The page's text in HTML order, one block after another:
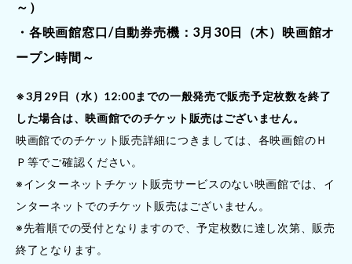
～）
・各映画館窓口/自動券売機：3月30日（木）映画館オ
ープン時間～
※3月29日（水）12:00までの一般発売で販売予定枚数を終了
した場合は、映画館でのチケット販売はございません。
映画館でのチケット販売詳細につきましては、各映画館のＨ
Ｐ等でご確認ください。
※インターネットチケット販売サービスのない映画館では、イ
ンターネットでのチケット販売はございません。
※先着順での受付となりますので、予定枚数に達し次第、販売
終了となります。